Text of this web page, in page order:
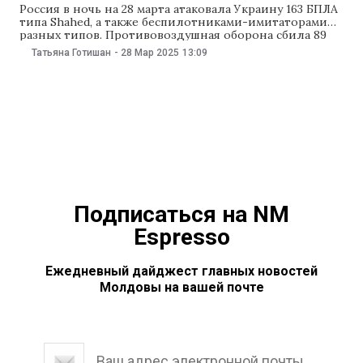
Россия в ночь на 28 марта атаковала Украину 163 БПЛА
типа Shahed, а также беспилотниками-имитаторами
разных типов. Противовоздушная оборона сбила 89
беспилотников. В результате российской атаки
пострадали Харьковская, Сумская, Полтавская,
Татьяна Готишан - 28 Мар 2025 13:09
Подписаться на NM
Espresso
Ежедневный дайджест главных новостей
Молдовы на вашей почте